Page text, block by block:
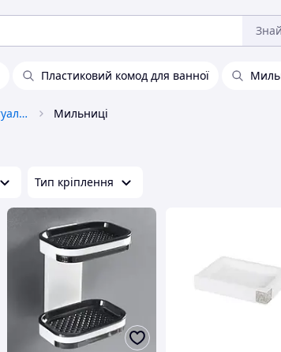
Пластиковий комод для ванної
Приналежності для ванної та туалету Мильниці
Тип кріплення